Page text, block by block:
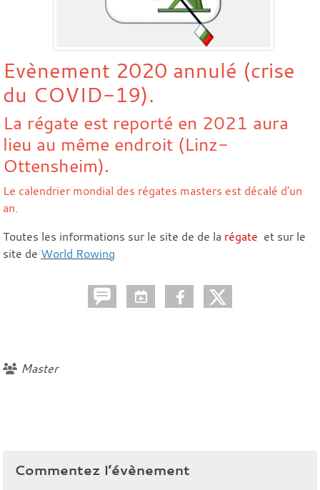
Evènement 2020 annulé (crise
du COVID-19).
La régate est reporté en 2021 aura
lieu au même endroit (Linz-
Ottensheim).
Le calendrier mondial des régates masters est décalé d'un
an.
Toutes les informations sur le site de de la régate et sur le
site de World Rowing
Master
Commentez l’évènement